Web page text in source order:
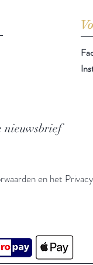
nieuwsbrief
en het